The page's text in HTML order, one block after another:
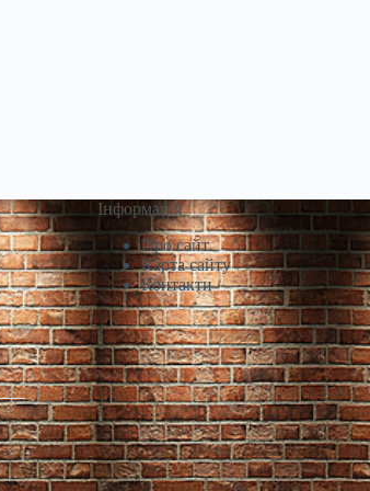
Інформація
Про сайт
Карта сайту
Контакти